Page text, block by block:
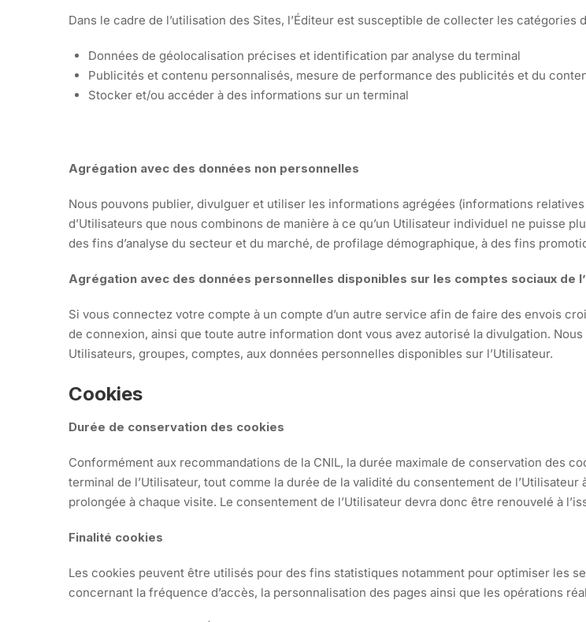
Dans le cadre de l’utilisation des Sites, l’Éditeur est susceptible de collecter les
Données de géolocalisation précises et identification par analyse du terminal
Publicités et contenu personnalisés, mesure de performance des publicités et du
Stocker et/ou accéder à des informations sur un terminal
Agrégation avec des données non personnelles
Nous pouvons publier, divulguer et utiliser les informations agrégées (informations
d’Utilisateurs que nous combinons de manière à ce qu’un Utilisateur individuel ne puisse
des fins d’analyse du secteur et du marché, de profilage démographique, à des fins
Agrégation avec des données personnelles disponibles sur les comptes sociaux de
Si vous connectez votre compte à un compte d’un autre service afin de faire des envois
de connexion, ainsi que toute autre information dont vous avez autorisé la divulgation.
Utilisateurs, groupes, comptes, aux données personnelles disponibles sur l’Utilisateur.
Cookies
Durée de conservation des cookies
Conformément aux recommandations de la CNIL, la durée maximale de conservation des
terminal de l’Utilisateur, tout comme la durée de la validité du consentement de
prolongée à chaque visite. Le consentement de l’Utilisateur devra donc être renouvelé à
Finalité cookies
Les cookies peuvent être utilisés pour des fins statistiques notamment pour optimiser les
concernant la fréquence d’accès, la personnalisation des pages ainsi que les opérations